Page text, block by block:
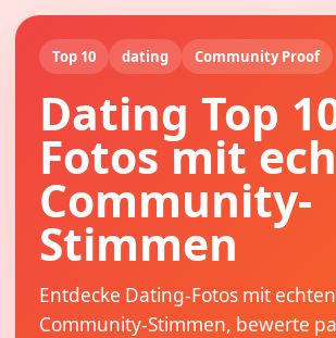
Top 10 dating Community Proof
Dating Top
Fotos mit
Community-
Stimmen
Entdecke Dating-Fotos mit echten
Community-Stimmen, bewerte